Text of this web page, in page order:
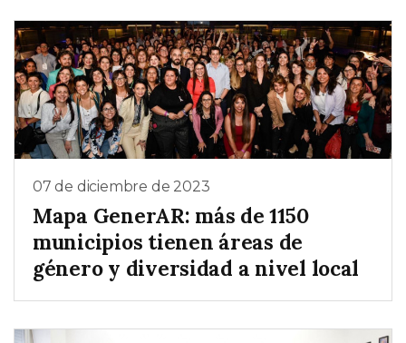
07 de diciembre de 2023
Mapa GenerAR: más de 1150
municipios tienen áreas de
género y diversidad a nivel local